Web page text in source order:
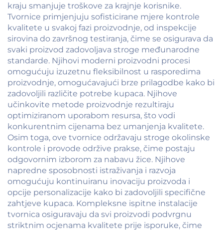
kraju smanjuje troškove za krajnje korisnike.
Tvornice primjenjuju sofisticirane mjere kontrole
kvalitete u svakoj fazi proizvodnje, od inspekcije
sirovina do završnog testiranja, čime se osigurava da
svaki proizvod zadovoljava stroge međunarodne
standarde. Njihovi moderni proizvodni procesi
omogućuju izuzetnu fleksibilnost u rasporedima
proizvodnje, omogućavajući brze prilagodbe kako bi
zadovoljili različite potrebe kupaca. Njihove
učinkovite metode proizvodnje rezultiraju
optimiziranom uporabom resursa, što vodi
konkurentnim cijenama bez umanjenja kvalitete.
Osim toga, ove tvornice održavaju stroge okolinske
kontrole i provode održive prakse, čime postaju
odgovornim izborom za nabavu žice. Njihove
napredne sposobnosti istraživanja i razvoja
omogućuju kontinuiranu inovaciju proizvoda i
opcije personalizacije kako bi zadovoljili specifične
zahtjeve kupaca. Kompleksne ispitne instalacije
tvornica osiguravaju da svi proizvodi podvrgnu
striktnim ocjenama kvalitete prije isporuke, čime